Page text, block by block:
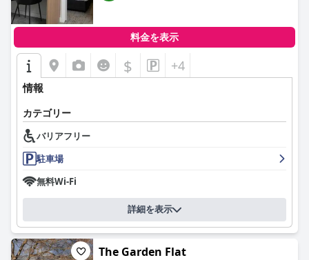
Quest Orangeの駐車場は、整理整頓が行き届いており、安全で
無料のオプションが利用可能で、煩わしさがありません。電気自
動車専用の駐車スペースを含め、豊富でアクセスしやすい駐車ス
ペースをお客様は高く評価しています。この利便性は、ホテルで
の滞在全体の容易さを高めます。
ベッドは概して快適で、ぐっすり眠れると評価されていますが、
一部のお客様は少し硬いと感じ、快適さを向上させるためにフォ
ームトッパーの追加を提案しています。このわずかな批判にもか
かわらず、全体的な睡眠体験は肯定的なままです。
要約すると、
潔で快適、そして便利な滞在を提供することに優れており、この
地域を訪れるすべての人に強くお勧めできます。
料金を表示
$ +4
情報
カテゴリー
バリアフリー
駐車場
無料Wi-Fi
詳細を表示
The Garden Flat